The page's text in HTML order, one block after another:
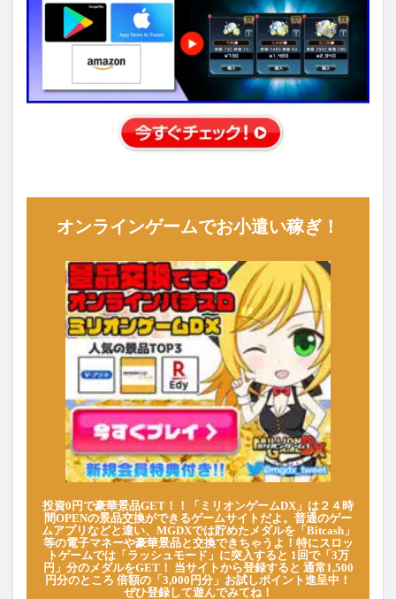
オンラインゲームでお小遣い稼ぎ！
投資0円で豪華景品GET！！「ミリオンゲームDX」は２４時
間OPENの景品交換ができるゲームサイトだよ。普通のゲー
ムアプリなどと違い、MGDXでは貯めたメダルを「Bitcash」
等の電子マネーや豪華景品と交換できちゃうよ！特にスロッ
トゲームでは「ラッシュモード」に突入すると 1回で「3万
円」分のメダルをGET！ 当サイトから登録すると 通常1,500
円分のところ 倍額の「3,000円分」お試しポイント進呈中！
ぜひ登録して遊んでみてね！